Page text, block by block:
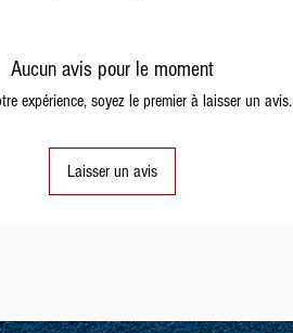
Aucun avis pour le moment
expérience, soyez le premier à laisser un avis.
Laisser un avis